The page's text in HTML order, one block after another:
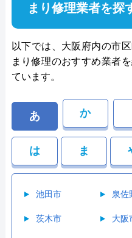
まり修理業者を探
以下では、大阪府内の市
まり修理のおすすめ業者
ています。
あ か
は ま
池田市 泉佐
茨木市 大阪